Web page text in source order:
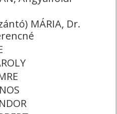
MÁRIA, Dr.